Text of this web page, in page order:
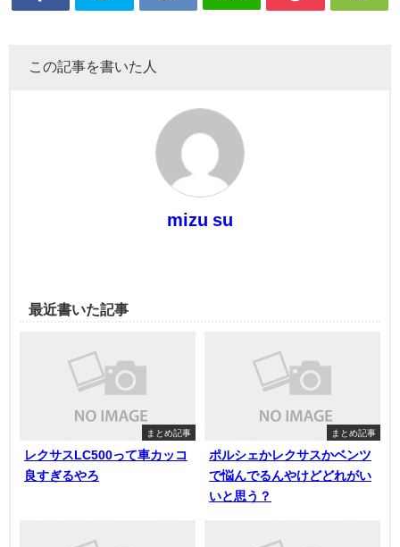
この記事を書いた人
mizu su
最近書いた記事
まとめ記事
レクサスLC500って車カッコ
良すぎるやろ
まとめ記事
ポルシェかレクサスかベンツ
で悩んでるんやけどどれがい
いと思う？